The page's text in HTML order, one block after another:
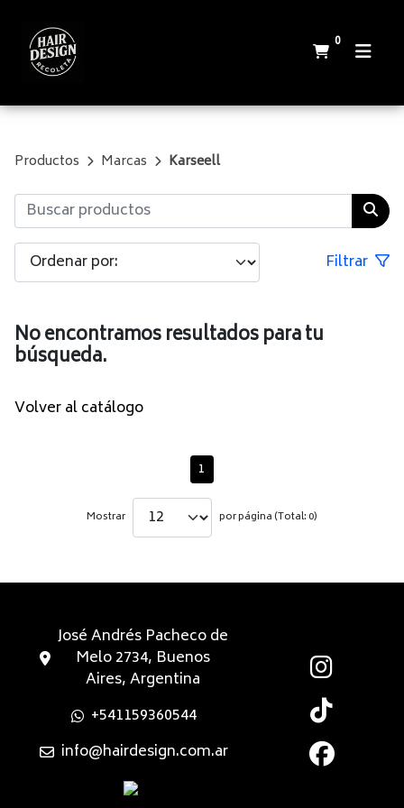
0
Productos Marcas Karseell
Filtrar
No encontramos resultados para tu
búsqueda.
Volver al catálogo
1
Mostrar por página (Total: 0)
José Andrés Pacheco de
Melo 2734, Buenos
Aires, Argentina
+541159360544
info@hairdesign.com.ar